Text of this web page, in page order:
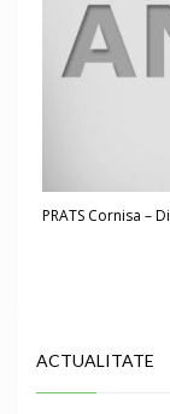
PRATS Cornisa –
ACTUALITATE